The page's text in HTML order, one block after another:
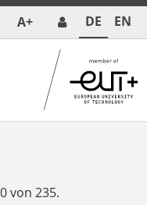
A+ DE EN
von 235.